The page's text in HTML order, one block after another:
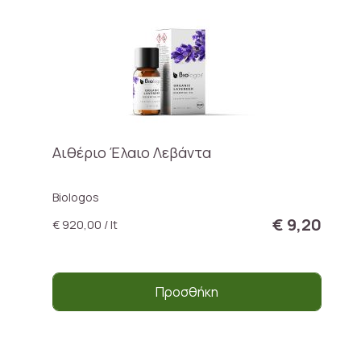
Αιθέριο Έλαιο Λεβάντα
Biologos
€ 920,00 / lt
€ 9,20
Προσθήκη